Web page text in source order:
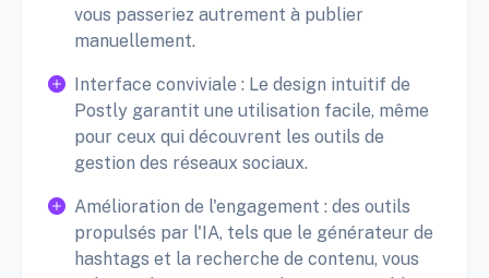
vous passeriez autrement à publier
manuellement.
Interface conviviale : Le design intuitif de
Postly garantit une utilisation facile, même
pour ceux qui découvrent les outils de
gestion des réseaux sociaux.
Amélioration de l'engagement : des outils
propulsés par l'IA, tels que le générateur de
hashtags et la recherche de contenu, vous